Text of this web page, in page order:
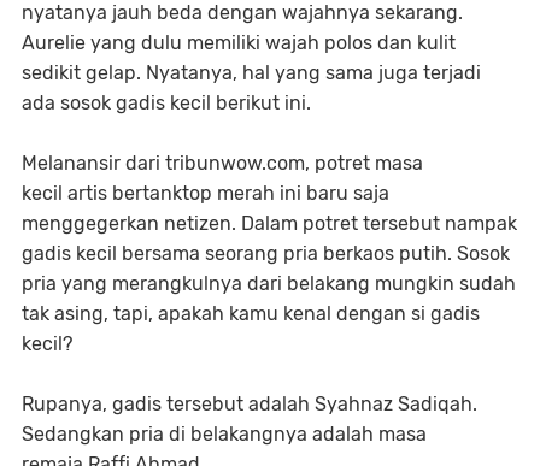
nyatanya jauh beda dengan wajahnya sekarang.
Aurelie yang dulu memiliki wajah polos dan kulit
sedikit gelap. Nyatanya, hal yang sama juga terjadi
ada sosok gadis kecil berikut ini.
Melanansir dari tribunwow.com, potret masa
kecil artis bertanktop merah ini baru saja
menggegerkan netizen. Dalam potret tersebut nampak
gadis kecil bersama seorang pria berkaos putih. Sosok
pria yang merangkulnya dari belakang mungkin sudah
tak asing, tapi, apakah kamu kenal dengan si gadis
kecil?
Rupanya, gadis tersebut adalah Syahnaz Sadiqah.
Sedangkan pria di belakangnya adalah masa